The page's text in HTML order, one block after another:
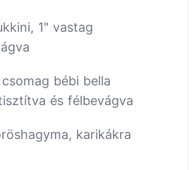
1" vastag
bébi bella
és félbevágva
karikákra